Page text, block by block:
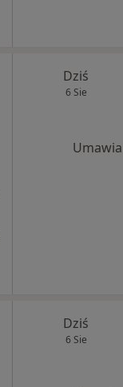
Dziś
6 Sie
Dziś
6 Sie